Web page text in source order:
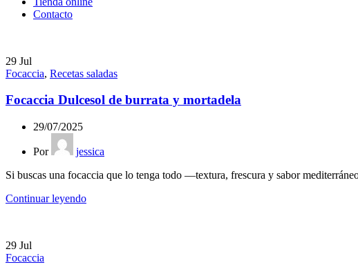
Contacto
29 Jul
Focaccia, Recetas saladas
Focaccia Dulcesol de burrata y mortadela
29/07/2025
Por
jessica
Si buscas una focaccia que lo tenga todo —textura, frescura y sabor
Continuar leyendo
29 Jul
Focaccia